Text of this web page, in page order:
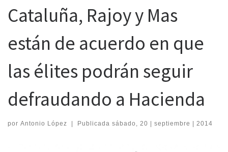
Cataluña, Rajoy y Mas
están de acuerdo en que
las élites podrán seguir
defraudando a Hacienda
por Antonio López | Publicada sábado, 20 | septiembre | 2014